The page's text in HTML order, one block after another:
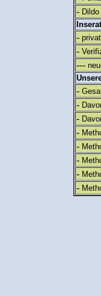
-
-
-
---
-
-
-
-
-
-
-
-